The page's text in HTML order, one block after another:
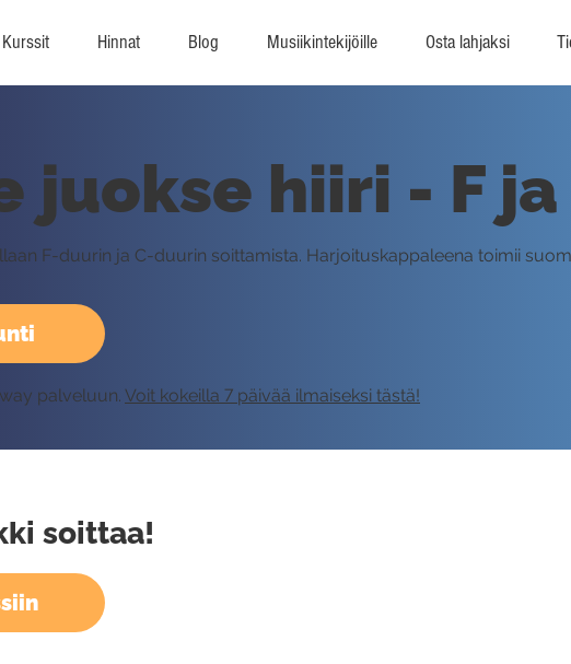
Kurssit Hinnat Blog Musiikintekijöille Osta lahjaksi
juokse hiiri - F ja
F-duurin ja C-duurin soittamista. Harjoituskappaleena toimii
palveluun. Voit kokeilla 7 päivää ilmaiseksi tästä!
soittaa!